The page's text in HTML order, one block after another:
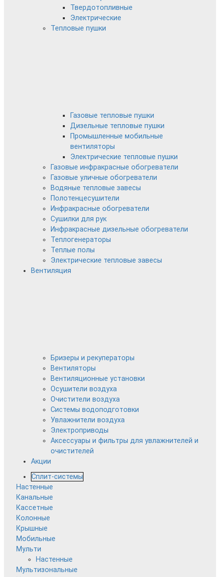
Твердотопливные
Электрические
Тепловые пушки
Газовые тепловые пушки
Дизельные тепловые пушки
Промышленные мобильные
вентиляторы
Электрические тепловые пушки
Газовые инфракрасные обогреватели
Газовые уличные обогреватели
Водяные тепловые завесы
Полотенцесушители
Инфракрасные обогреватели
Сушилки для рук
Инфракрасные дизельные обогреватели
Теплогенераторы
Теплые полы
Электрические тепловые завесы
Вентиляция
Бризеры и рекуператоры
Вентиляторы
Вентиляционные установки
Осушители воздуха
Очистители воздуха
Системы водоподготовки
Увлажнители воздуха
Электроприводы
Аксессуары и фильтры для увлажнителей и
очистителей
Акции
Сплит-системы
Настенные
Канальные
Кассетные
Колонные
Крышные
Мобильные
Мульти
Настенные
Мультизональные